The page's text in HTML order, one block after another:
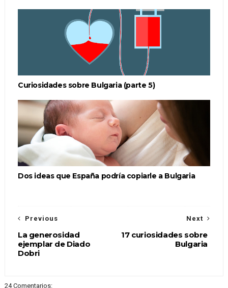
Curiosidades sobre Bulgaria (parte 5)
Dos ideas que España podría copiarle a Bulgaria
Next
17 curiosidades sobre
Bulgaria
Previous
La generosidad
ejemplar de Diado
Dobri
24 Comentarios: